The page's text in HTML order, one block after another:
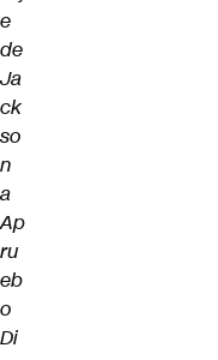
e
de
Ja
ck
so
n
a
Ap
ru
eb
o
Di